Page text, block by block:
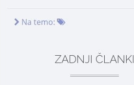
Na temo:
ZADNJI ČLANKI